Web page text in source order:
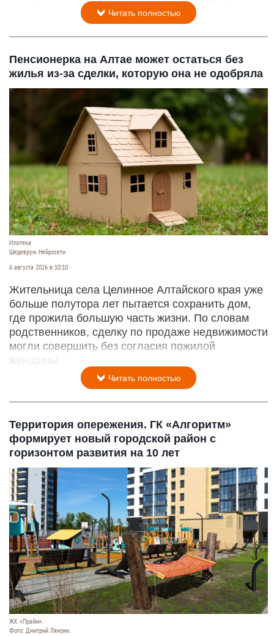
Читать полностью
Пенсионерка на Алтае может остаться без
жилья из-за сделки, которую она не одобряла
Ипотека
Шедеврум. Нейросети
6 августа 2026 в 10:10
Жительница села Целинное Алтайского края уже
больше полутора лет пытается сохранить дом,
где прожила большую часть жизни. По словам
родственников, сделку по продаже недвижимости
могли совершить без согласия пожилой
женщины.
Читать полностью
Территория опережения. ГК «Алгоритм»
формирует новый городской район с
горизонтом развития на 10 лет
ЖК «Прайм».
Фото: Дмитрий Лямзин.